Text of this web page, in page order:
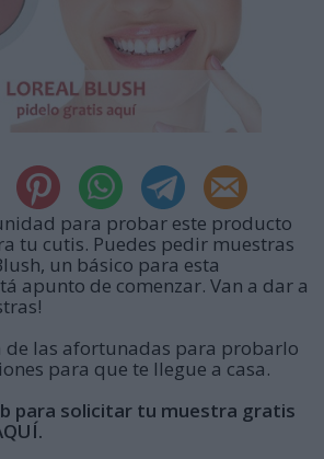
para probar este producto
tu cutis. Puedes pedir muestras
un básico para esta
apunto de comenzar. Van a dar a
de las afortunadas para probarlo
para que te llegue a casa.
para solicitar tu muestra gratis